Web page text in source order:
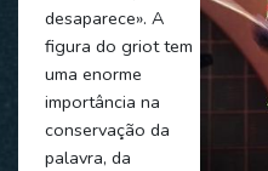
desaparece». A
figura do griot tem
uma enorme
importância na
conservação da
palavra, da